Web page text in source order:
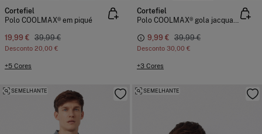
Cortefiel
Polo COOLMAX® em piqué
19,99 € 39,99 €
Desconto 20,00 €
+5 Cores
Cortefiel
Polo COOLMAX® gola jacquard
9,99 € 39,99 €
Desconto 30,00 €
+3 Cores
SEMELHANTE SEMELHANTE